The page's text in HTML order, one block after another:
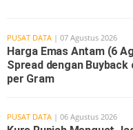
PUSAT DATA | 07 Agustus 2026
Harga Emas Antam (6
Spread dengan Buyback
per Gram
PUSAT DATA | 06 Agustus 2026